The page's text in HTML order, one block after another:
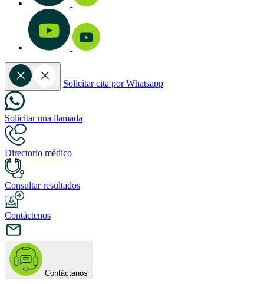
Solicitar cita por Whatsapp
Solicitar una llamada
Directorio médico
Consultar resultados
Contáctenos
Contáctanos